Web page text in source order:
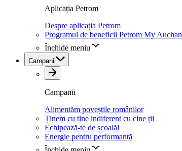
Aplicația Petrom
Despre aplicația Petrom
Programul de beneficii Petrom My Auchan
Închide meniu
Campanii
Campanii
Alimentăm poveștile românilor
Ținem cu tine indiferent cu cine ții
Echipează-te de școală!
Energie pentru performanță